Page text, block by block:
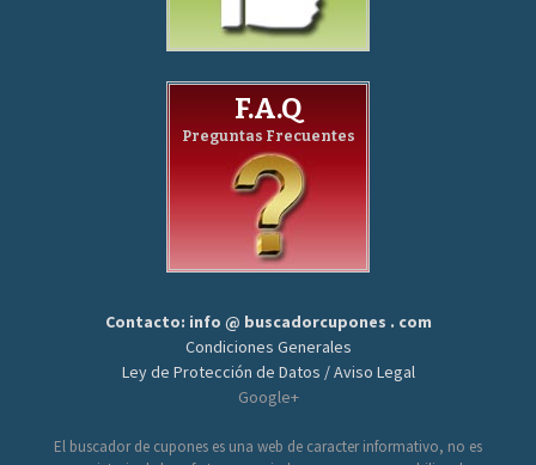
F.A.Q
Preguntas Frecuentes
Contacto: info @ buscadorcupones . com
Condiciones Generales
Ley de Protección de Datos / Aviso Legal
Google+
El buscador de cupones es una web de caracter informativo, no es